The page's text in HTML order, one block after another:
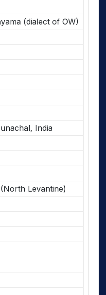
(dialect of OW)
India
Levantine)